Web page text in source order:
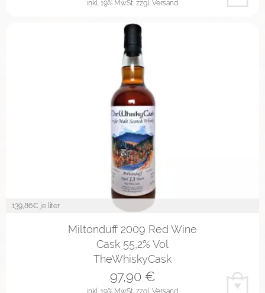
inkl. 19% MwSt. zzgl. Versand
139,86€ je liter
Miltonduff 2009 Red Wine
Cask 55,2% Vol
TheWhiskyCask
inkl. 19% MwSt. zzgl. Versand
97,90€